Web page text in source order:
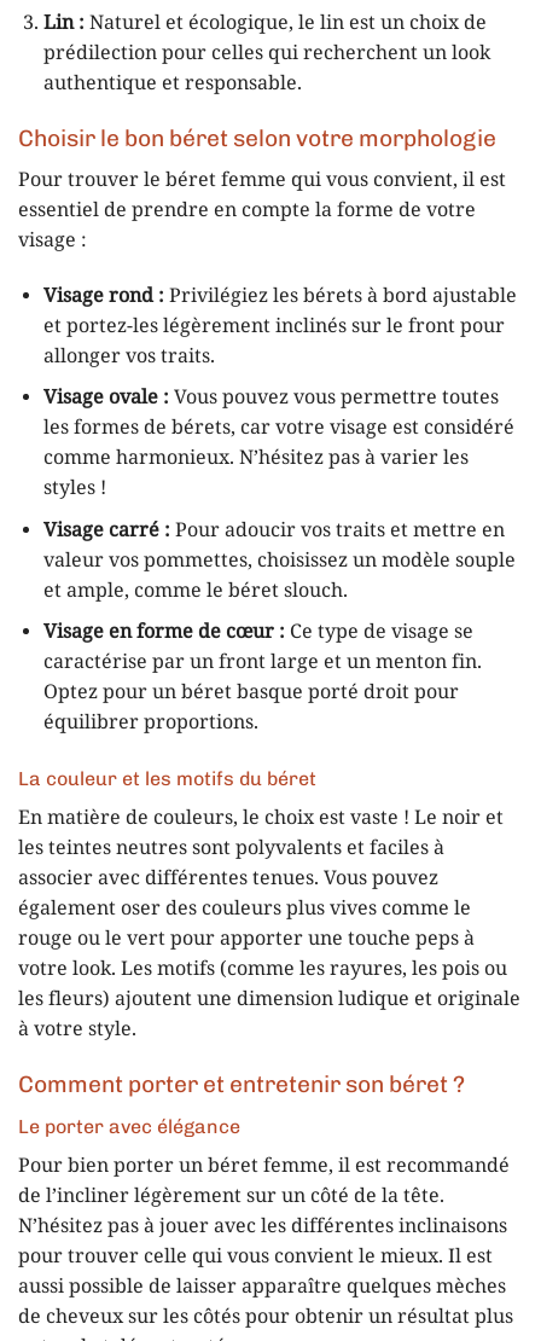
Lin : Naturel et écologique, le lin est un choix de
prédilection pour celles qui recherchent un look
authentique et responsable.
Choisir le bon béret selon votre morphologie
Pour trouver le béret femme qui vous convient, il est
essentiel de prendre en compte la forme de votre
visage :
Visage rond : Privilégiez les bérets à bord ajustable
et portez-les légèrement inclinés sur le front pour
allonger vos traits.
Visage ovale : Vous pouvez vous permettre toutes
les formes de bérets, car votre visage est considéré
comme harmonieux. N’hésitez pas à varier les
styles !
Visage carré : Pour adoucir vos traits et mettre en
valeur vos pommettes, choisissez un modèle souple
et ample, comme le béret slouch.
Visage en forme de cœur : Ce type de visage se
caractérise par un front large et un menton fin.
Optez pour un béret basque porté droit pour
équilibrer proportions.
La couleur et les motifs du béret
En matière de couleurs, le choix est vaste ! Le noir et
les teintes neutres sont polyvalents et faciles à
associer avec différentes tenues. Vous pouvez
également oser des couleurs plus vives comme le
rouge ou le vert pour apporter une touche peps à
votre look. Les motifs (comme les rayures, les pois ou
les fleurs) ajoutent une dimension ludique et originale
à votre style.
Comment porter et entretenir son béret ?
Le porter avec élégance
Pour bien porter un béret femme, il est recommandé
de l’incliner légèrement sur un côté de la tête.
N’hésitez pas à jouer avec les différentes inclinaisons
pour trouver celle qui vous convient le mieux. Il est
aussi possible de laisser apparaître quelques mèches
de cheveux sur les côtés pour obtenir un résultat plus